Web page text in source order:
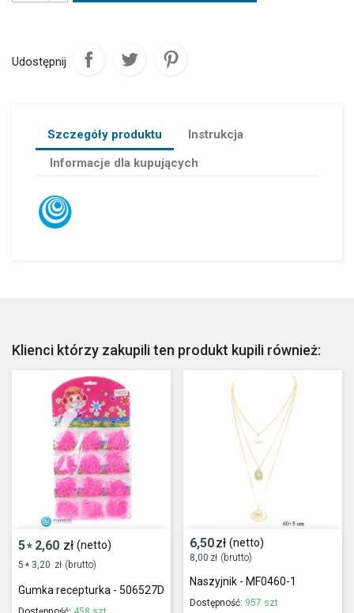
Udostępnij
Szczegóły produktu
Instrukcja
Informacje dla kupujących
Klienci którzy zakupili ten produkt kupili również:
5* 2,60 zł (netto)
5 * 3,20 zł (brutto)
Gumka recepturka - 506527D
6,50zł (netto)
8,00 zł (brutto)
Naszyjnik - MF0460-1
Dostępność: 957 szt.